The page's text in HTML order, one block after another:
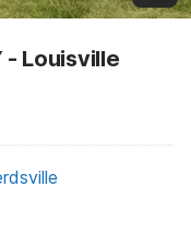
- Louisville